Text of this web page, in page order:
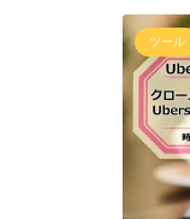
ツール